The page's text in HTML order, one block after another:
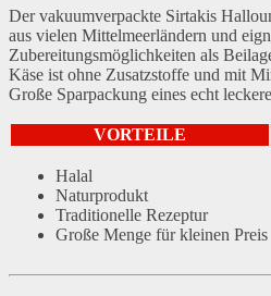
Der vakuumverpackte Sirtakis
aus vielen Mittelmeerländern und
Zubereitungsmöglichkeiten als
Käse ist ohne Zusatzstoffe und mit
Große Sparpackung eines echt
VORTEILE
Halal
Naturprodukt
Traditionelle Rezeptur
Große Menge für kleinen Preis